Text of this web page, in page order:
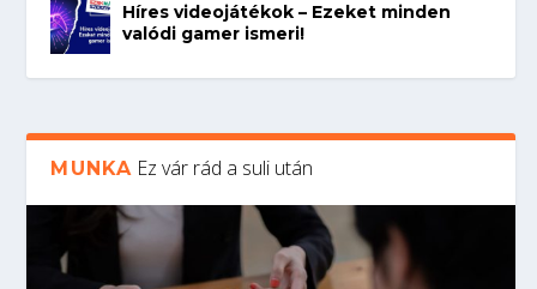
Híres videojátékok – Ezeket minden
valódi gamer ismeri!
MUNKA Ez vár rád a suli után